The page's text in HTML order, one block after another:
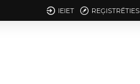
IEIET REĢISTRĒTIES